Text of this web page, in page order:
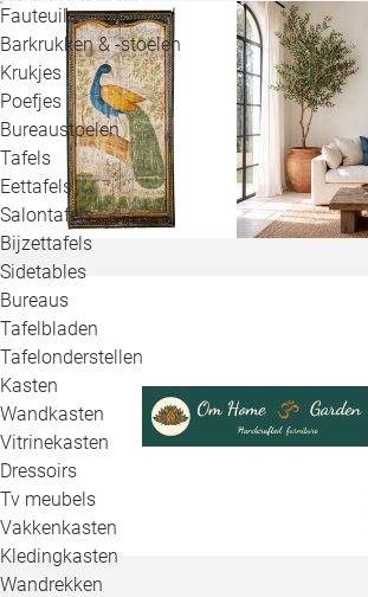
Fauteuils
Barkrukken & -stoelen
Krukjes
Poefjes
Bureaustoelen
Tafels
Eettafels
Salontafels
Bijzettafels
Sidetables
Bureaus
Tafelbladen
Tafelonderstellen
Kasten
Wandkasten
Vitrinekasten
Dressoirs
Tv meubels
Vakkenkasten
Kledingkasten
Wandrekken